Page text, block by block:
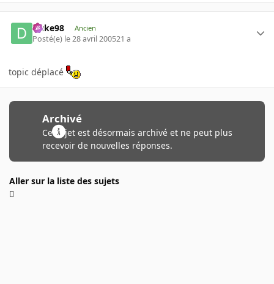
Duke98 Ancien
Posté(e) le 28 avril 200521 a
topic déplacé
Archivé
Ce sujet est désormais archivé et ne peut plus
recevoir de nouvelles réponses.
Aller sur la liste des sujets